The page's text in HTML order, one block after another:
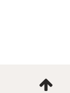
mig